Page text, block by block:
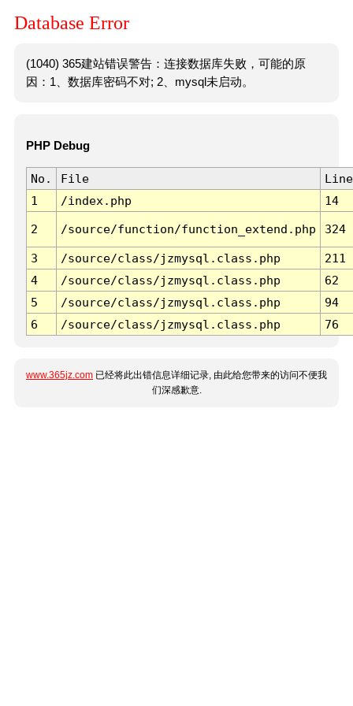
Database Error
(1040) 365建站错误警告：连接数据库失败，可能的原
因：1、数据库密码不对; 2、mysql未启动。
PHP Debug
No. File
Line
1
/index.php 14
2 /source/function/function_extend.php 324
3 /source/class/jzmysql.class.php
211
4
/source/class/jzmysql.class.php
62
5
/source/class/jzmysql.class.php
94
6
/source/class/jzmysql.class.php 76
www.365jz.com 已经将此出错信息详细记录, 由此给您带来的访问不便我
们深感歉意.